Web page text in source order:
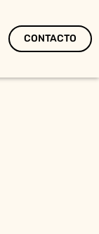
CONTACTO